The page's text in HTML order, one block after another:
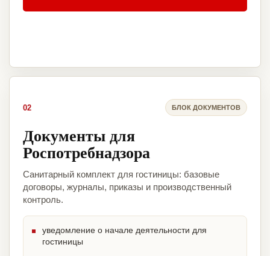
02 БЛОК ДОКУМЕНТОВ
Документы для
Роспотребнадзора
Санитарный комплект для гостиницы: базовые
договоры, журналы, приказы и производственный
контроль.
уведомление о начале деятельности для
гостиницы